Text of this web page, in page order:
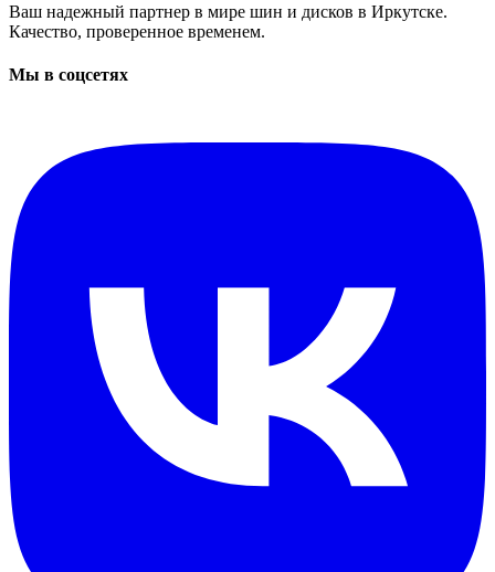
Ваш надежный партнер в мире шин и дисков в Иркутске.
Качество, проверенное временем.
Мы в соцсетях